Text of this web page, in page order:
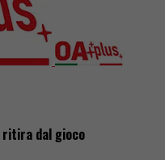
ritira dal gioco